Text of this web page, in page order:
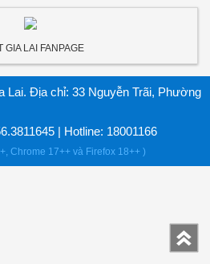
GIA LAI FANPAGE
Lai. Địa chỉ: 33 Nguyễn Trãi, Phường
| Hotline: 18001166
Chrome 17++ và Firefox 18++ )